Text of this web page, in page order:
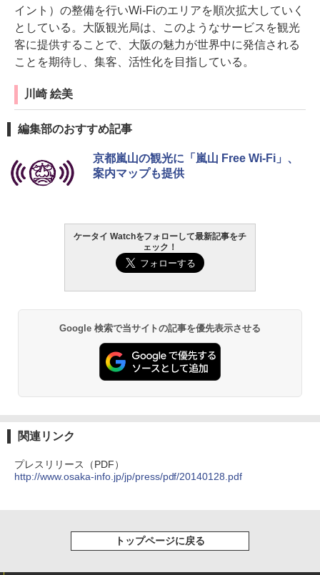
イント）の整備を行いWi-Fiのエリアを順次拡大していく
としている。大阪観光局は、このようなサービスを観光
客に提供することで、大阪の魅力が世界中に発信される
ことを期待し、集客、活性化を目指している。
川崎 絵美
編集部のおすすめ記事
京都嵐山の観光に「嵐山 Free Wi-Fi」、
案内マップも提供
ケータイ Watchをフォローして最新記事をチ
ェック！
Google 検索で当サイトの記事を優先表示させる
関連リンク
プレスリリース（PDF）
http://www.osaka-info.jp/jp/press/pdf/20140128.pdf
トップページに戻る